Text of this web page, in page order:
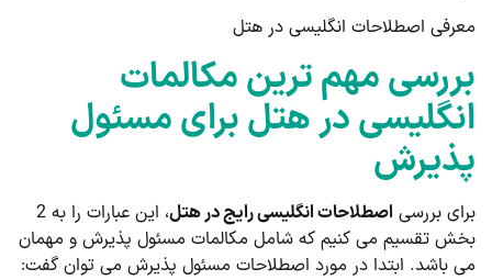
اصطلاحات انگلیسی در هتل
مهم ترین مکالمات
در هتل برای مسئول
بررسیاصطلاحات انگلیسی رایج در هتل
، این عبارات را به 2
تقسیم می کنیم که شامل مکالمات مسئول پذیرش و مهمان
باشد. ابتدا در مورد اصطلاحات مسئول پذیرش می توان گفت: